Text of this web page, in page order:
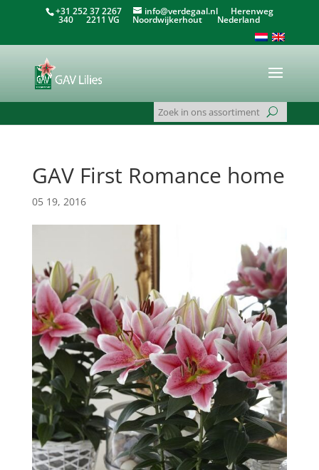
+31 252 37 2267 info@verdegaal.nlHerenweg
340 2211 VG Noordwijkerhout Nederland
GAV First Romance home
05 19, 2016